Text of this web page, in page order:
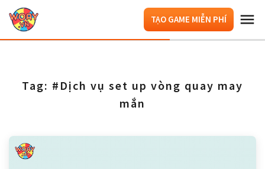
TẠO GAME MIỄN PHÍ
Tag: #Dịch vụ set up vòng quay may
mắn